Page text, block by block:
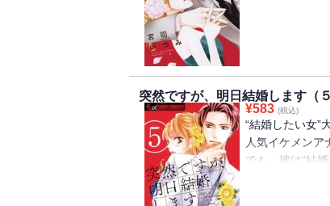
そして、かつて
それぞれの“結
しまい…？
大好評の番外編
突然ですが、明日結婚します（５
¥583 (税込)
“結婚したい女”
人気イケメンア
でも、彼は“結